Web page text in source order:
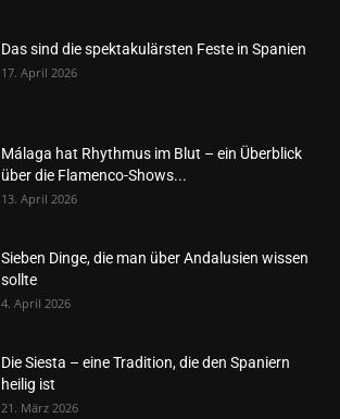
Das sind die spektakulärsten Feste in Spanien
17. April 2026
Málaga hat Rhythmus im Blut – ein Überblick
über die Flamenco-Shows...
13. April 2026
Sieben Dinge, die man über Andalusien wissen
sollte
4. April 2026
Die Siesta – eine Tradition, die den Spaniern
heilig ist
21. März 2026